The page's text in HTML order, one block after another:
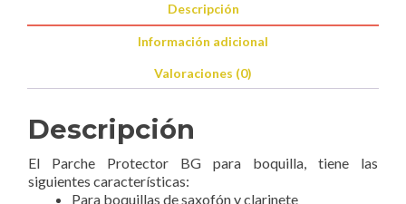
Descripción
Información adicional
Valoraciones (0)
Descripción
El Parche Protector BG para boquilla, tiene las
siguientes características:
Para boquillas de saxofón y clarinete